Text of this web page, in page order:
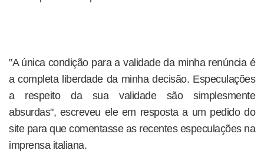
"A única condição para a validade da minha renúncia é
a completa liberdade da minha decisão. Especulações
a respeito da sua validade são simplesmente
absurdas", escreveu ele em resposta a um pedido do
site para que comentasse as recentes especulações na
imprensa italiana.